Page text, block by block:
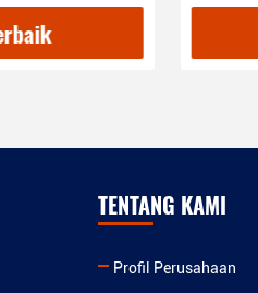
TENTANG KAMI
Profil Perusahaan